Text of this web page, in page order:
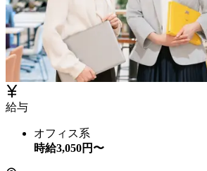
給与
オフィス系
時給3,050円〜